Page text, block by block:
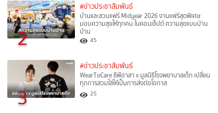
2
#ข่าวประชาสัมพันธ์
บ้านและสวนแฟร์ Midyear 2026 งานแฟร์สุดพิเศษ
มอบความสุขให้ทุกคน ในคอนเซ็ปต์ ความสุขแบบบ้าน
บ้าน
45
3
#ข่าวประชาสัมพันธ์
WearToCare ซีพีอาสา x มูลนิธิโรงพยาบาลเด็ก เปลี่ยน
ทุกการสวมใส่ให้เป็นการส่งต่อโอกาส
25